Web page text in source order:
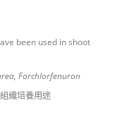
been used in shoot
Forchlorfenuron
織培養用途